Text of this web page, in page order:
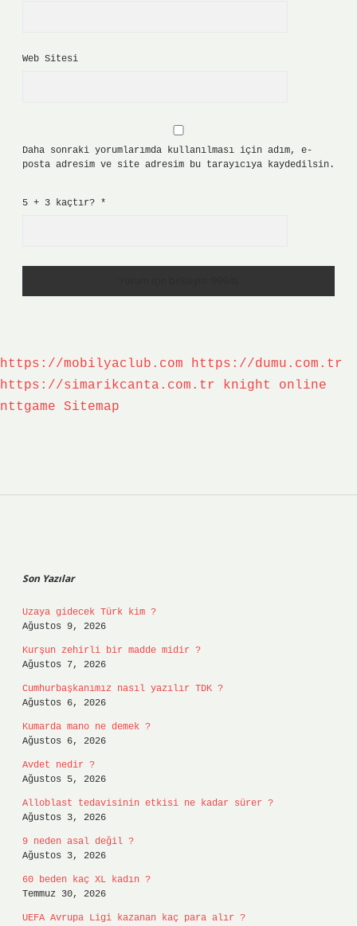
Web Sitesi
Daha sonraki yorumlarımda kullanılması için adım, e-
posta adresim ve site adresim bu tarayıcıya kaydedilsin.
5 + 3 kaçtır? *
https://mobilyaclub.com
https://dumu.com.tr
https://simarikcanta.com.tr
knight online
nttgame
Sitemap
Son Yazılar
Uzaya gidecek Türk kim ?
Ağustos 9, 2026
Kurşun zehirli bir madde midir ?
Ağustos 7, 2026
Cumhurbaşkanımız nasıl yazılır TDK ?
Ağustos 6, 2026
Kumarda mano ne demek ?
Ağustos 6, 2026
Avdet nedir ?
Ağustos 5, 2026
Alloblast tedavisinin etkisi ne kadar sürer ?
Ağustos 3, 2026
9 neden asal değil ?
Ağustos 3, 2026
60 beden kaç XL kadın ?
Temmuz 30, 2026
UEFA Avrupa Ligi kazanan kaç para alır ?